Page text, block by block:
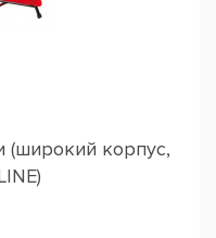
(широкий корпус,